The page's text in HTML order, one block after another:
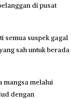
di pusat
semua suspek gagal
sah untuk berada
mangsa melalui
dengan